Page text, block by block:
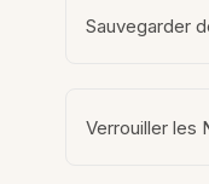
Sauvegarder
Verrouiller les